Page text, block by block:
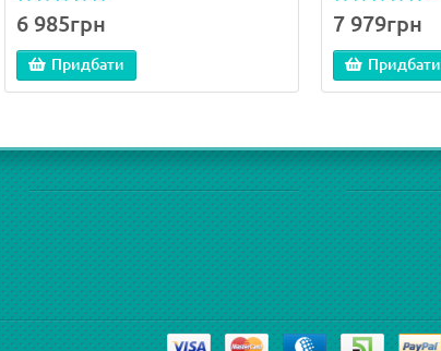
6 985грн
Придбати
7 979грн
Придбати